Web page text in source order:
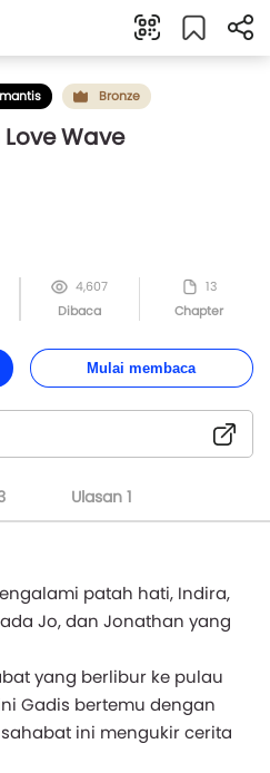
Bronze
Wave
4,607
Dibaca
13
Chapter
Mulai membaca
Ulasan 1
patah hati, Indira,
Jo, dan Jonathan yang
yang berlibur ke pulau
Gadis bertemu dengan
ini mengukir cerita